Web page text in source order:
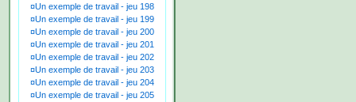
¤Un exemple de travail - jeu 198
¤Un exemple de travail - jeu 199
¤Un exemple de travail - jeu 200
¤Un exemple de travail - jeu 201
¤Un exemple de travail - jeu 202
¤Un exemple de travail - jeu 203
¤Un exemple de travail - jeu 204
¤Un exemple de travail - jeu 205